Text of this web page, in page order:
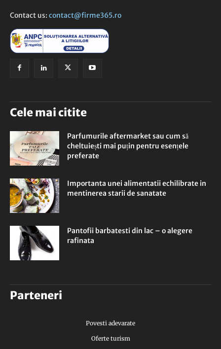
Contact us: contact@firme365.ro
Cele mai citite
Parfumurile aftermarket sau cum să
cheltuiești mai puțin pentru esențele
preferate
Importanta unei alimentatii echilibrate in
mentinerea starii de sanatate
Pantofii barbatesti din lac – o alegere
rafinata
Parteneri
Povesti adevarate
Oferte turism